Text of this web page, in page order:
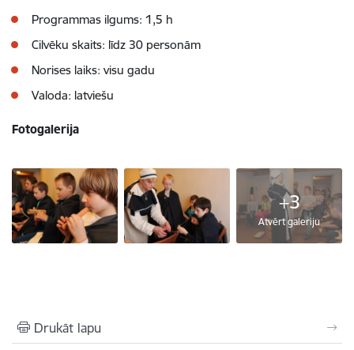
Programmas ilgums: 1,5 h
Cilvēku skaits: līdz 30 personām
Norises laiks: visu gadu
Valoda: latviešu
Fotogalerija
+3
Atvērt galeriju
Drukāt lapu